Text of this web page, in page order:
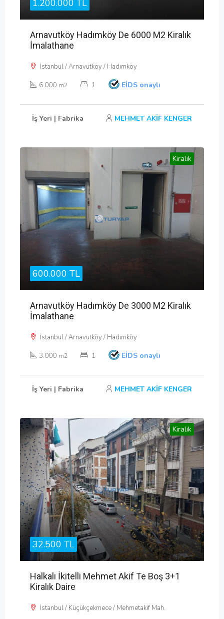
1.200.000 TL
Arnavutköy Hadımköy De 6000 M2 Kiralık
İmalathane
İstanbul / Arnavutköy / Hadımköy
6.000 m2 1 EİDS onaylı
İş Yeri | Fabrika MEHMET AKİF KENGER
Kiralık
600.000 TL
Arnavutköy Hadımköy De 3000 M2 Kiralık
İmalathane
İstanbul / Arnavutköy / Hadımköy
3.000 m2 1 EİDS onaylı
İş Yeri | Fabrika MEHMET AKİF KENGER
Kiralık
32.500 TL
Halkalı İkitelli Mehmet Akif Te Boş 3+1
Kiralık Daire
İstanbul / Küçükçekmece / Mehmetakif Mah.